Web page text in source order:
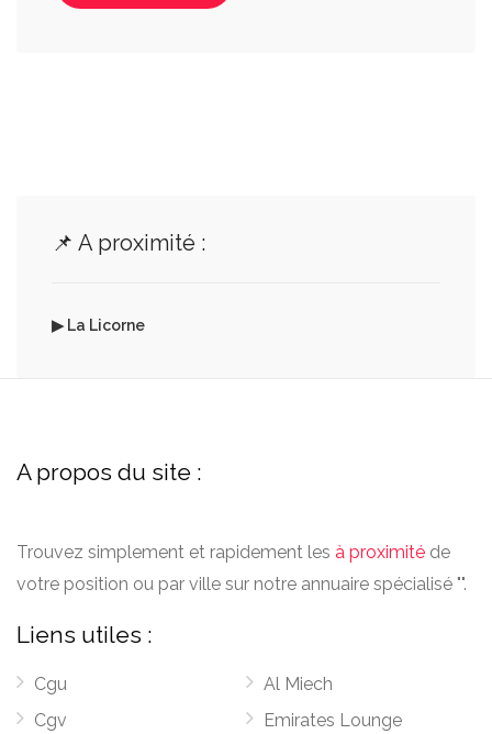
📌 A proximité :
▶ La Licorne
A propos du site :
Trouvez simplement et rapidement les à proximité de
votre position ou par ville sur notre annuaire spécialisé "".
Liens utiles :
Cgu
Cgv
Al Miech
Emirates Lounge